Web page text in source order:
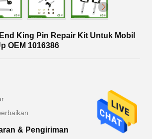
King Pin Repair Kit Untuk Mobil
OEM 1016386
& Pengiriman